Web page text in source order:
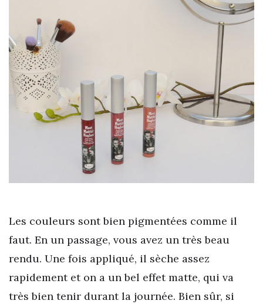
Les couleurs sont bien pigmentées comme il
faut. En un passage, vous avez un très beau
rendu. Une fois appliqué, il sèche assez
rapidement et on a un bel effet matte, qui va
très bien tenir durant la journée. Bien sûr, si